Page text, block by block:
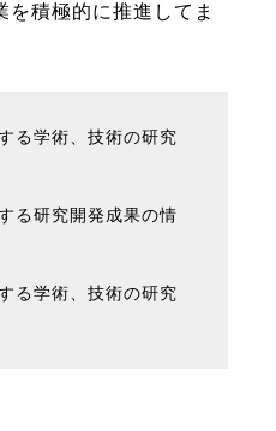
を積極的に推進してま
る学術、技術の研究
る研究開発成果の情
る学術、技術の研究